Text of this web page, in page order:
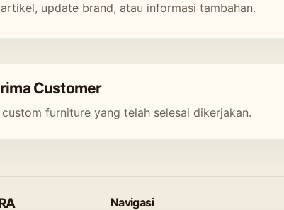
update brand, atau informasi tambahan.
Customer
furniture yang telah selesai dikerjakan.
Navigasi